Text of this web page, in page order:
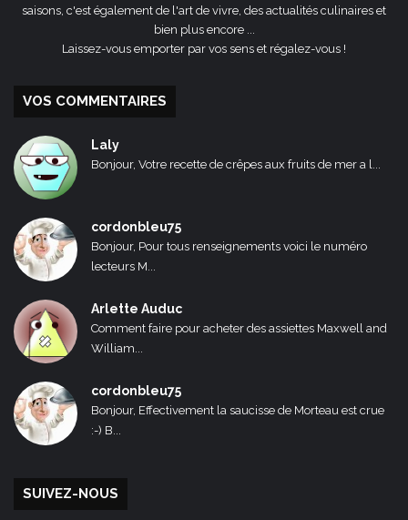
saisons, c'est également de l'art de vivre, des actualités culinaires et
bien plus encore ...
Laissez-vous emporter par vos sens et régalez-vous !
VOS COMMENTAIRES
Laly
Bonjour, Votre recette de crêpes aux fruits de mer a l...
cordonbleu75
Bonjour, Pour tous renseignements voici le numéro
lecteurs M...
Arlette Auduc
Comment faire pour acheter des assiettes Maxwell and
William...
cordonbleu75
Bonjour, Effectivement la saucisse de Morteau est crue
:-) B...
SUIVEZ-NOUS